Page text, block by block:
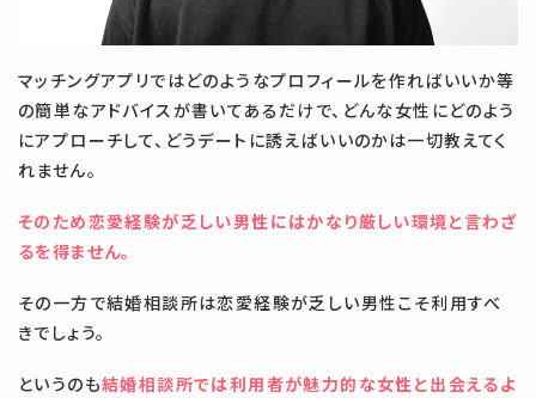
マッチングアプリではどのようなプロフィールを作ればいいか等
の簡単なアドバイスが書いてあるだけで、どんな女性にどのよう
にアプローチして、どうデートに誘えばいいのかは一切教えてく
れません。
そのため恋愛経験が乏しい男性にはかなり厳しい環境と言わざ
るを得ません。
その一方で結婚相談所は恋愛経験が乏しい男性こそ利用すべ
きでしょう。
というのも結婚相談所では利用者が魅力的な女性と出会えるよ